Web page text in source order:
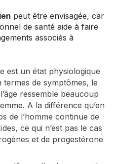
peut être envisagée, car
de santé aide à faire
associés à
est un état physiologique
termes de symptômes, le
ressemble beaucoup
A la différence qu’en
de l’homme continue de
ce qui n’est pas le cas
et de progestérone